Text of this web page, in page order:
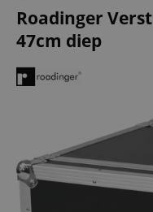
Roadinger
47cm diep